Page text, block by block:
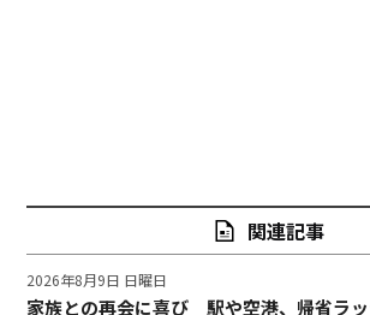
関連記事
家族との再会に喜び 駅や空港、帰省ラ
2026年8月9日 日曜日